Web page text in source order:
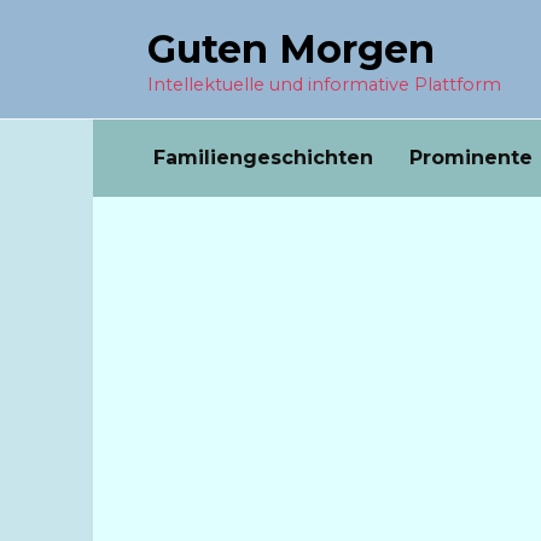
Guten Morgen
Intellektuelle und informative Plattform
Familiengeschichten Prominente